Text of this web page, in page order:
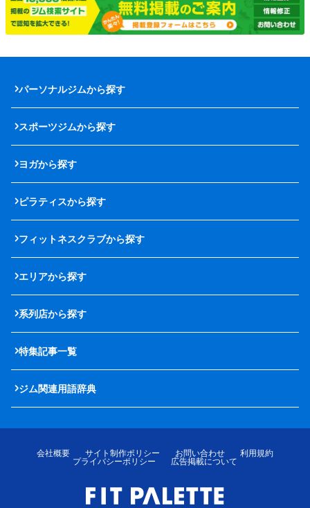
パーソナルジムから探す
スポーツジムから探す
ヨガから探す
ピラティスから探す
フィットネスクラブから探す
エリアから探す
系列店から探す
特集記事一覧
ジム関連用語辞典
会社概要 サイト制作ポリシー お問い合わせ
利用規約
プライバシーポリシー
広告掲載について